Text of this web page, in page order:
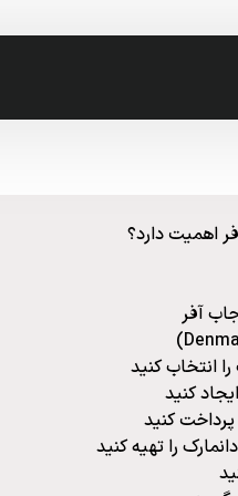
با جاب آفر
اهمیت دارد؟
آفر